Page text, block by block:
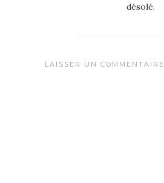
désolé.
LAISSER UN COMMENTAIRE